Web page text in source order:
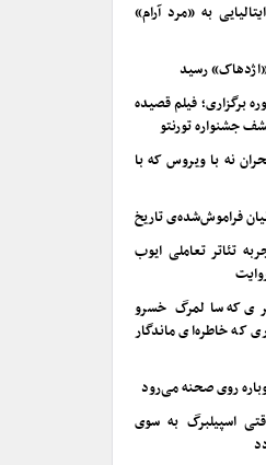
به «مرد آرام»
رسید
برگزاری؛ فیلم قصیده
جشنواره تورنتو
نه با ویروس که با
فراموش‌شده‌ی تاریخ
تئاتر تعاملی ایوب
۲۸ تیری که سالمرگ خسرو
که خاطره‌ای ماندگار
روی صحنه می‌رود
اسپیلبرگ به سوی